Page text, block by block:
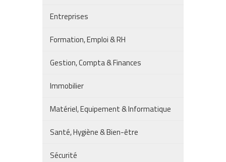
Entreprises
Formation, Emploi & RH
Gestion, Compta & Finances
Immobilier
Matériel, Equipement & Informatique
Santé, Hygiène & Bien-être
Sécurité